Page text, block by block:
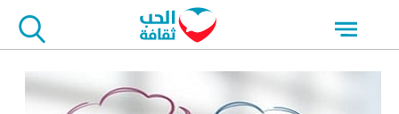
Open
menu